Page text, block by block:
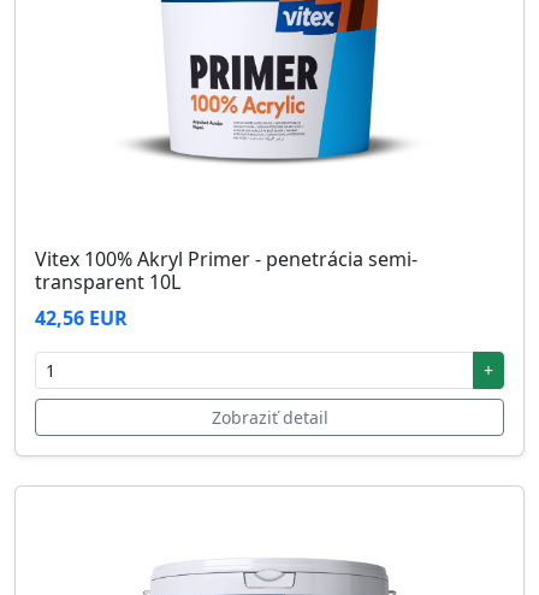
Vitex 100% Akryl Primer - penetrácia semi-
transparent 10L
42,56 EUR
+
Zobraziť detail